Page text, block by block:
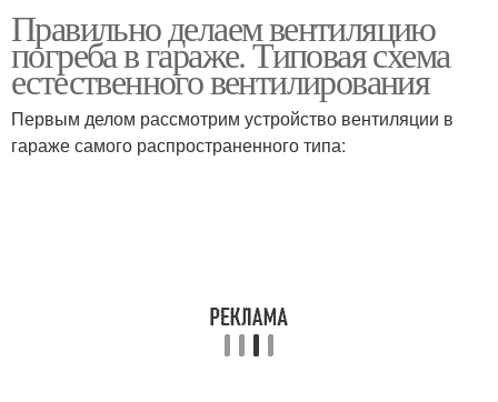
Правильно делаем вентиляцию
погреба в гараже. Типовая схема
естественного вентилирования
Первым делом рассмотрим устройство вентиляции в
гараже самого распространенного типа: